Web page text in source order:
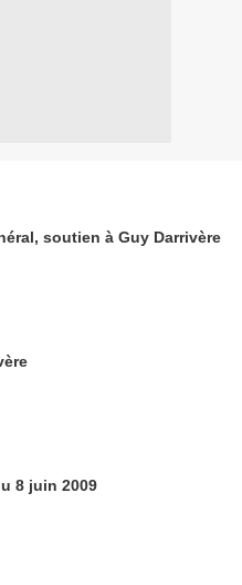
soutien à Guy Darrivère
8 juin 2009